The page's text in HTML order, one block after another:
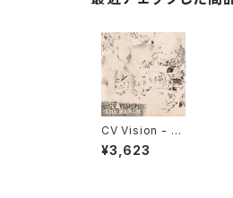
CV Vision - T
he Beach "LP"
¥3,623